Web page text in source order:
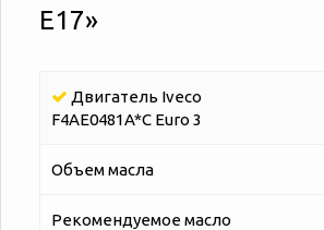
E17»
Двигатель Iveco
F4AE0481A*C Euro 3
Объем масла
Рекомендуемое масло